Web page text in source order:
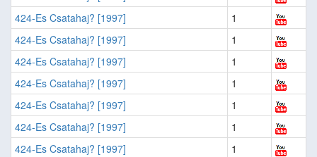
424-Es Csatahaj? [1997]
1
424-Es Csatahaj? [1997]
1
424-Es Csatahaj? [1997]
1
424-Es Csatahaj? [1997]
1
424-Es Csatahaj? [1997]
1
424-Es Csatahaj? [1997]
1
424-Es Csatahaj? [1997]
1